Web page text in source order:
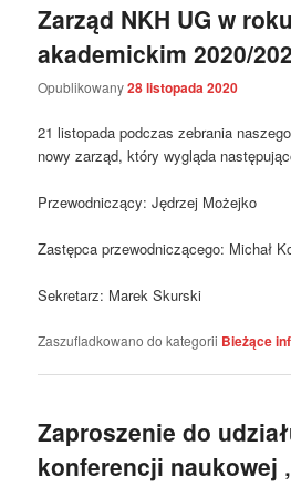
Zarząd NKH UG w roku
akademickim 2020/
Opublikowany28 listopada 2020
21 listopada podczas zebrania
nowy zarząd, który wygląda
Przewodniczący: Jędrzej Możejko
Zastępca przewodniczącego: Michał
Sekretarz: Marek Skurski
Zaszufladkowano do kategorii Bieżące
Zaproszenie do
konferencji naukowej